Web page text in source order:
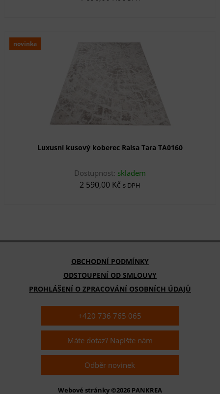
novinka
Luxusní kusový koberec Raisa Tara TA0160
Dostupnost: skladem
2 590,00 Kč s DPH
OBCHODNÍ PODMÍNKY
ODSTOUPENÍ OD SMLOUVY
PROHLÁŠENÍ O ZPRACOVÁNÍ OSOBNÍCH ÚDAJŮ
+420 736 765 065
Máte dotaz? Napište nám
Odběr novinek
Webové stránky ©2026 PANKREA